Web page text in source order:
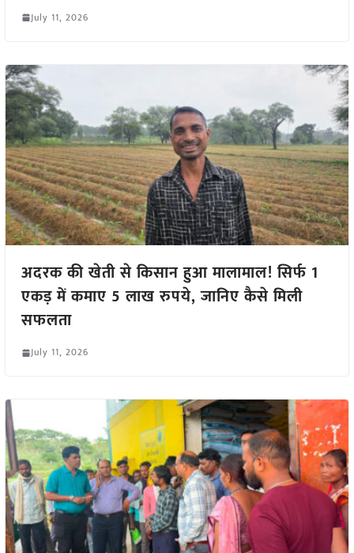
July 11, 2026
अदरक की खेती से किसान हुआ मालामाल! सिर्फ 1
एकड़ में कमाए 5 लाख रुपये, जानिए कैसे मिली
सफलता
July 11, 2026